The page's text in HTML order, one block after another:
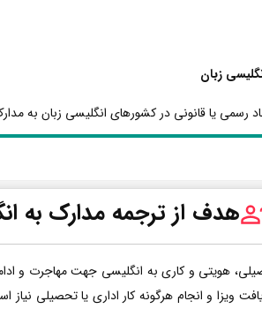
زبان
رسمی یا قانونی در کشورهای انگلیسی زبان به
هدف از ترجمه مدارک به
هویتی و کاری به انگلیسی جهت مهاجرت و
ویزا و انجام هرگونه کار اداری یا تحصیلی